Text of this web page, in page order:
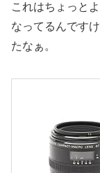
これはちょっと
なってるんです
たなぁ。